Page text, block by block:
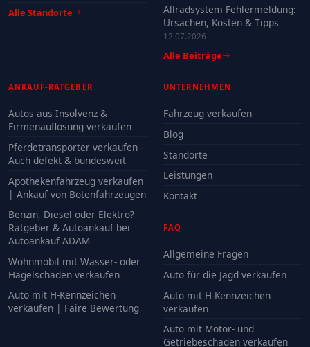
Alle Standorte
Allradsystem Fehlermeldung:
Ursachen, Kosten & Tipps
12.07.2026
Alle Beiträge
ANKAUF-RATGEBER
Autos aus Insolvenz &
Firmenauflösung verkaufen
Pferdetransporter verkaufen -
Auch defekt & bundesweit
Apothekenfahrzeug verkaufen
| Ankauf von Botenfahrzeugen
Benzin, Diesel oder Elektro?
Ratgeber & Autoankauf bei
Autoankauf ADAM
Wohnmobil mit Wasser- oder
Hagelschaden verkaufen
Auto mit H-Kennzeichen
verkaufen | Faire Bewertung
UNTERNEHMEN
Fahrzeug verkaufen
Blog
Standorte
Leistungen
Kontakt
FAQ
Allgemeine Fragen
Auto für die Jagd verkaufen
Auto mit H-Kennzeichen
verkaufen
Auto mit Motor- und
Getriebeschaden verkaufen